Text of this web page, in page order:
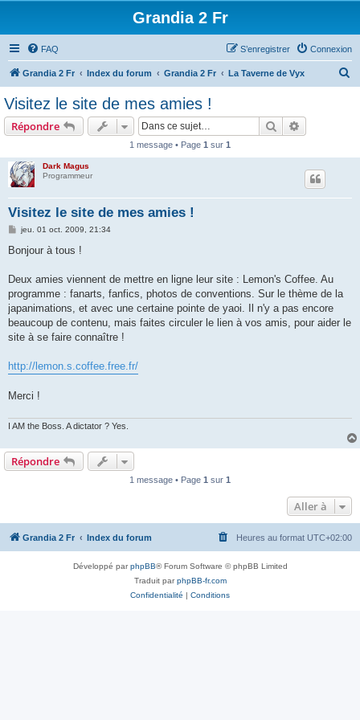
Grandia 2 Fr
FAQ Connexion
S’enregistrer
Grandia 2 Fr Index du forum Grandia 2 Fr La Taverne de Vyx
Visitez le site de mes amies !
Répondre Rechercher
1 message • Page 1 sur 1
Dark Magus
Programmeur
Visitez le site de mes amies !
M
s
g
jeu. 01 oct. 2009, 21:34
Bonjour à tous !
Deux amies viennent de mettre en ligne leur site : Lemon's Coffee. Au
programme : fanarts, fanfics, photos de conventions. Sur le thème de la
japanimations, et avec une certaine pointe de yaoi. Il n'y a pas encore
beaucoup de contenu, mais faites circuler le lien à vos amis, pour aider le
site à se faire connaître !
http://lemon.s.coffee.free.fr/
Merci !
I AM the Boss. A dictator ? Yes.
Répondre
1 message • Page 1 sur 1
Aller à
Grandia 2 Fr Index du forum Heures au format UTC+02:00
Développé parphpBB® Forum Software © phpBB Limited
Traduit parphpBB-fr.com
Confidentialité | Conditions